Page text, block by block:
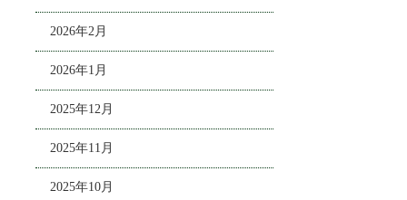
2026年2月
2026年1月
2025年12月
2025年11月
2025年10月